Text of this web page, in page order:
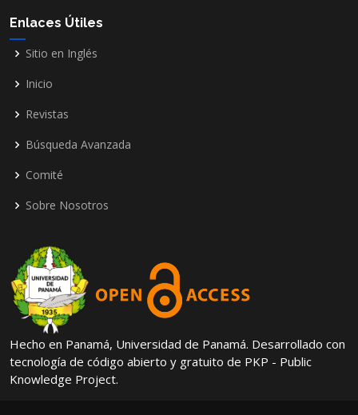
Enlaces Útiles
Sitio en Inglés
Inicio
Revistas
Búsqueda Avanzada
Comité
Sobre Nosotros
Hecho en Panamá, Universidad de Panamá. Desarrollado con
tecnología de código abierto y gratuito de PKP - Public
Knowledge Project.